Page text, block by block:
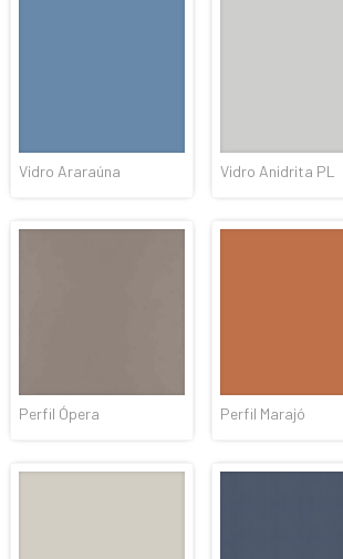
Vidro Araraúna Vidro Anidrita PL
Perfil Ópera Perfil Marajó